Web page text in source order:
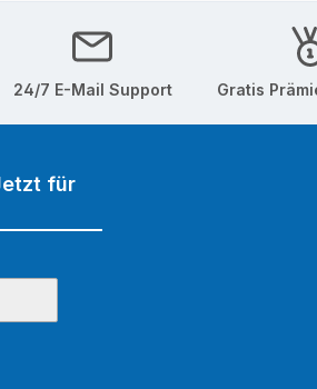
24/7 E-Mail Support Gratis
für